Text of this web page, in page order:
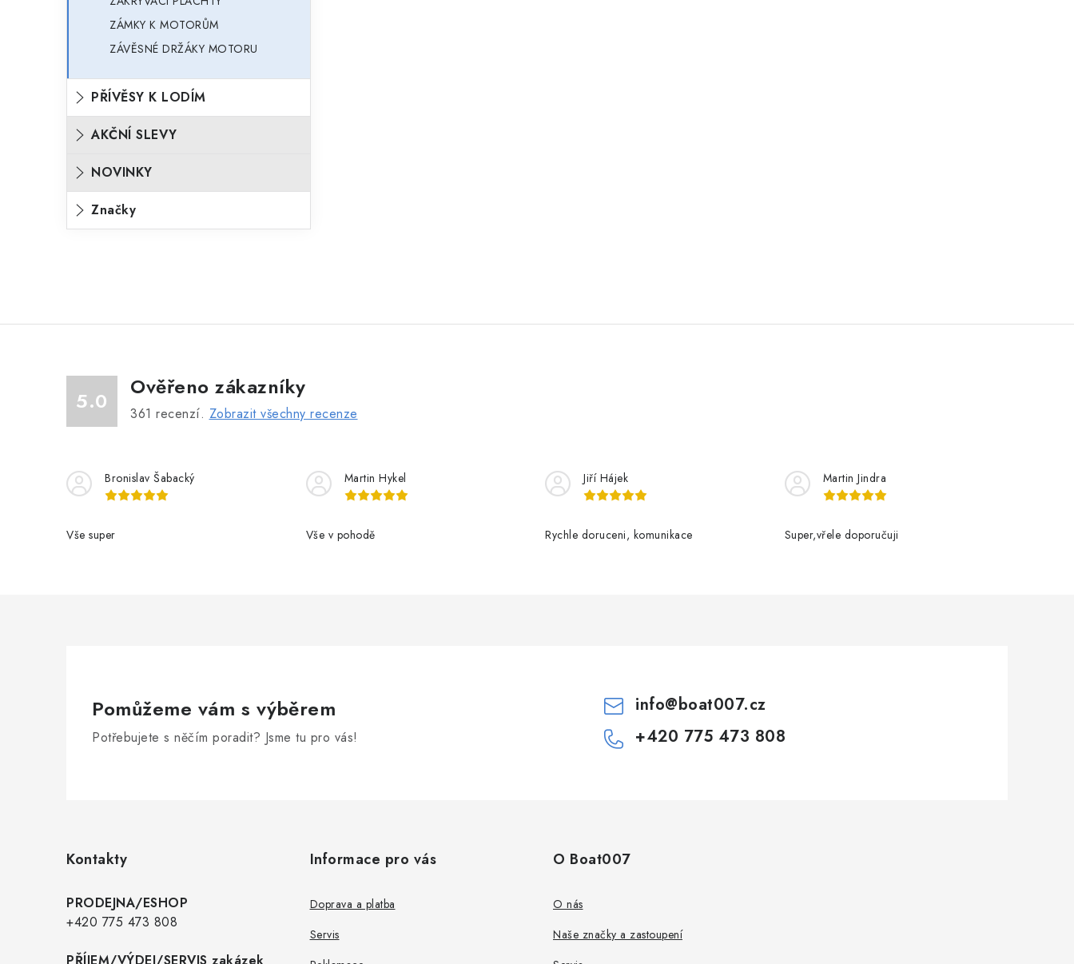
ZÁMKY K MOTORŮM
ZÁVĚSNÉ DRŽÁKY MOTORU
PŘÍVĚSY K LODÍM
AKČNÍ SLEVY
NOVINKY
Značky
5.0
Ověřeno zákazníky
361 recenzí. Zobrazit všechny recenze
Bronislav Šabacký
Vše super
Martin Hykel
Vše v pohodě
Jiří Hájek
Rychle doruceni, komunikace
Martin Jindra
Super,vřele doporučuji
Pomůžeme vám s výběrem
Potřebujete s něčím poradit? Jsme tu pro vás!
info@boat007.cz
+420 775 473 808
Kontakty
PRODEJNA/ESHOP
+420 775 473 808
PŘÍJEM/VÝDEJ/SERVIS zakázek
Informace pro vás
Doprava a platba
Servis
O Boat007
O nás
Naše značky a zastoupení